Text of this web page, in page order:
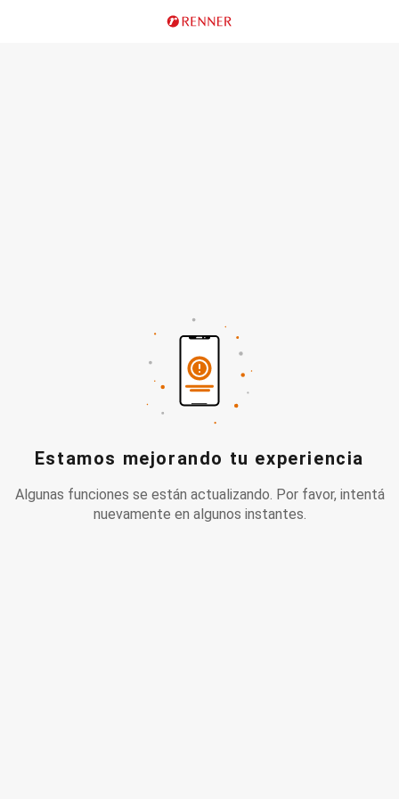
Estamos mejorando tu experiencia
Algunas funciones se están actualizando. Por favor, intentá
nuevamente en algunos instantes.